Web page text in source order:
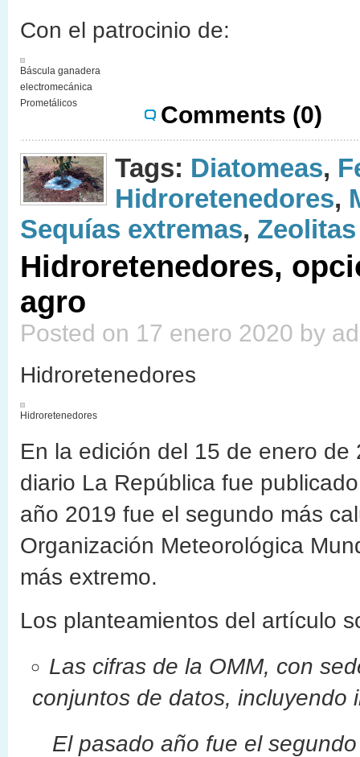
Con el patrocinio de:
Báscula ganadera
electromecánica
Prometálicos
Comments (0)
Tags: Diatomeas,
Hidroretenedores,
Sequías extremas, Zeolitas
Hidroretenedores,
agro
Posted on 17 enero 2020 by
Hidroretenedores
Hidroretenedores
En la edición del 15 de enero
diario La República fue
año 2019 fue el segundo más
Organización Meteorológica
más extremo.
Los planteamientos del artículo
Las cifras de la OMM, con
conjuntos de datos, incluyendo
El pasado año fue el